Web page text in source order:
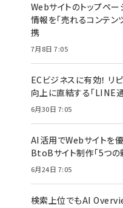
Webサイトのトップペ
情報を「売れるコンテ
携
7月8日 7:05
ECビジネスに有効！ リ
向上に直結する「LINE
6月30日 7:05
AI活用でWebサイトを
BtoBサイト制作「5つの
6月24日 7:05
検索上位でもAI